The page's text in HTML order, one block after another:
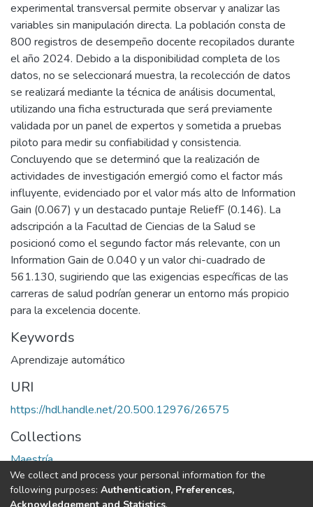
experimental transversal permite observar y analizar las
variables sin manipulación directa. La población consta de
800 registros de desempeño docente recopilados durante
el año 2024. Debido a la disponibilidad completa de los
datos, no se seleccionará muestra, la recolección de datos
se realizará mediante la técnica de análisis documental,
utilizando una ficha estructurada que será previamente
validada por un panel de expertos y sometida a pruebas
piloto para medir su confiabilidad y consistencia.
Concluyendo que se determinó que la realización de
actividades de investigación emergió como el factor más
influyente, evidenciado por el valor más alto de Information
Gain (0.067) y un destacado puntaje ReliefF (0.146). La
adscripción a la Facultad de Ciencias de la Salud se
posicionó como el segundo factor más relevante, con un
Information Gain de 0.040 y un valor chi-cuadrado de
561.130, sugiriendo que las exigencias específicas de las
carreras de salud podrían generar un entorno más propicio
para la excelencia docente.
Keywords
Aprendizaje automático
URI
https://hdl.handle.net/20.500.12976/26575
Collections
Maestría
Full item page
We collect and process your personal information for the
following purposes: Authentication, Preferences,